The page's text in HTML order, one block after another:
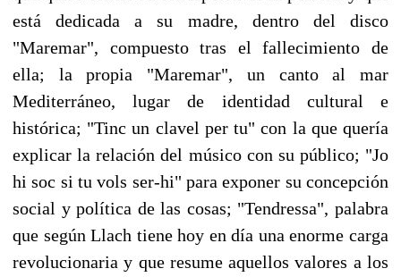
está dedicada a su madre, dentro del disco
"Maremar", compuesto tras el fallecimiento de
ella; la propia "Maremar", un canto al mar
Mediterráneo, lugar de identidad cultural e
histórica; "Tinc un clavel per tu" con la que quería
explicar la relación del músico con su público; "Jo
hi soc si tu vols ser-hi" para exponer su concepción
social y política de las cosas; "Tendressa", palabra
que según Llach tiene hoy en día una enorme carga
revolucionaria y que resume aquellos valores a los